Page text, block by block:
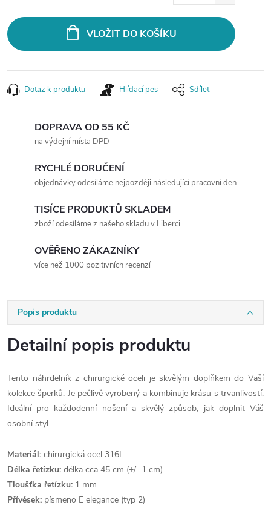
VLOŽIT DO KOŠÍKU
Dotaz k produktu Hlídací pes Sdílet
DOPRAVA OD 55 KČ
na výdejní místa DPD
RYCHLÉ DORUČENÍ
objednávky odesíláme nejpozději následující pracovní den
TISÍCE PRODUKTŮ SKLADEM
zboží odesíláme z našeho skladu v Liberci.
OVĚŘENO ZÁKAZNÍKY
více než 1000 pozitivních recenzí
Popis produktu
Detailní popis produktu
Tento náhrdelník z chirurgické oceli je skvělým doplňkem do Vaší
kolekce šperků. Je pečlivě vyrobený a kombinuje krásu s trvanlivostí.
Ideální pro každodenní nošení a skvělý způsob, jak doplnit Váš
osobní styl.
Materiál: chirurgická ocel 316L
Délka řetízku: délka cca 45 cm (+/- 1 cm)
Tloušťka řetízku: 1 mm
Přívěsek: písmeno E elegance (typ 2)